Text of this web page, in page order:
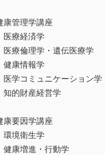
管理学講座
療経済学
倫理学・遺伝医療学
康情報学
コミュニケーション学
的財産経営学
要因学講座
境衛生学
増進・行動学